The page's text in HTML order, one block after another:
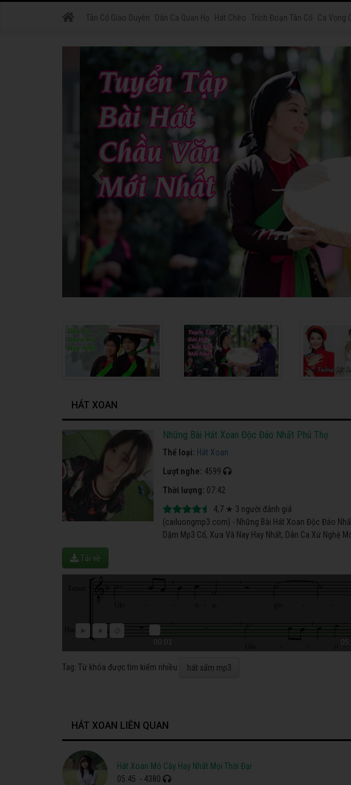
Tân Cổ Giao Duyên Dân Ca Quan Họ Hát Chèo Trích Đoạn Tân Cổ Ca Vọng
HÁT XOAN
Những Bài Hát Xoan Độc Đáo Nhất Phú Thọ
Thể loại: Hát Xoan
Lượt nghe: 4599
Thời lượng: 07:42
4,7 ★ 3 người đánh giá
(cailuongmp3.com) - Những Bài Hát Xoan Độc Đáo
Dặm Mp3 Cổ, Xưa Và Nay Hay Nhất, Dân Ca Xứ Nghệ
Tải về
00:01
Tag: Từ khóa được tìm kiếm nhiều hát xẩm mp3
HÁT XOAN LIÊN QUAN
Hát Xoan Mó Cày Hay Nhất Mọi Thời Đại
05:45 - 4380